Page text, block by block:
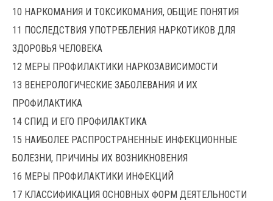
10 НАРКОМАНИЯ И ТОКСИКОМАНИЯ, ОБЩИЕ ПОНЯТИЯ
11 ПОСЛЕДСТВИЯ УПОТРЕБЛЕНИЯ НАРКОТИКОВ ДЛЯ
ЗДОРОВЬЯ ЧЕЛОВЕКА
12 МЕРЫ ПРОФИЛАКТИКИ НАРКОЗАВИСИМОСТИ
13 ВЕНЕРОЛОГИЧЕСКИЕ ЗАБОЛЕВАНИЯ И ИХ
ПРОФИЛАКТИКА
14 СПИД И ЕГО ПРОФИЛАКТИКА
15 НАИБОЛЕЕ РАСПРОСТРАНЕННЫЕ ИНФЕКЦИОННЫЕ
БОЛЕЗНИ, ПРИЧИНЫ ИХ ВОЗНИКНОВЕНИЯ
16 МЕРЫ ПРОФИЛАКТИКИ ИНФЕКЦИЙ
17 КЛАССИФИКАЦИЯ ОСНОВНЫХ ФОРМ ДЕЯТЕЛЬНОСТИ